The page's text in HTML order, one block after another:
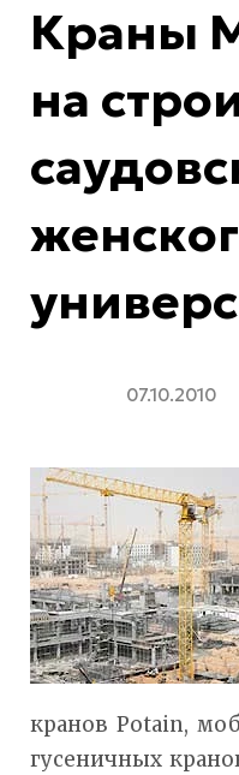
Краны
на
07.10.2010
кранов Potain,
гусеничных